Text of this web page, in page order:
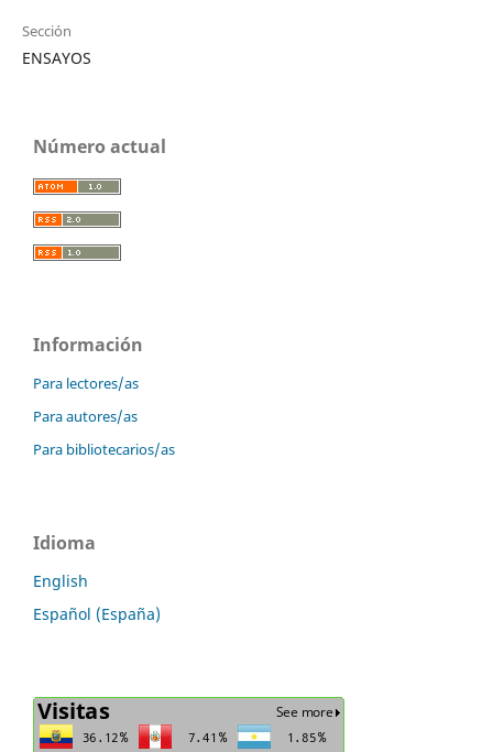
Sección
ENSAYOS
Número actual
Información
Para lectores/as
Para autores/as
Para bibliotecarios/as
Idioma
English
Español (España)